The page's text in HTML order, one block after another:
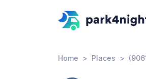
Home Places